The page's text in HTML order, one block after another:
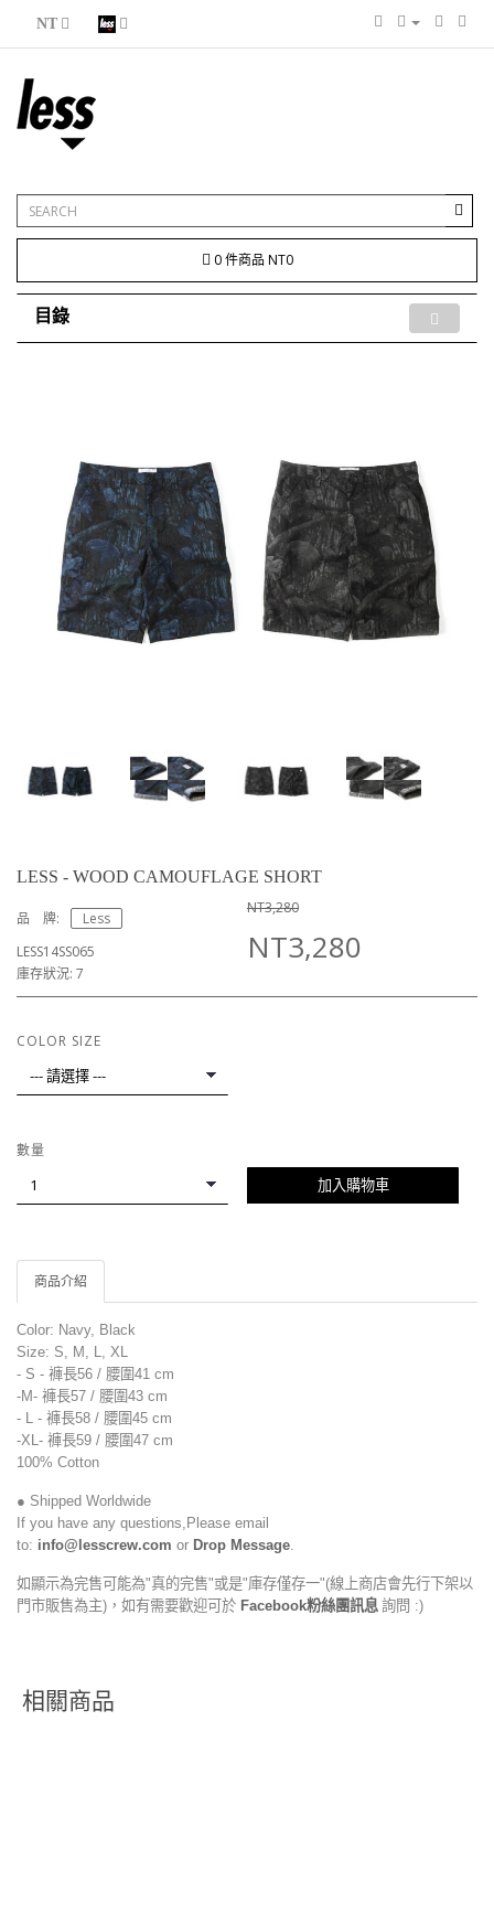
NT
0 件商品 NT0
目錄
LESS - WOOD CAMOUFLAGE SHORT
品 牌:
Less
LESS14SS065
庫存狀況: 7
NT3,280
NT3,280
COLOR SIZE
數量
加入購物車
商品介紹
Color: Navy, Black
Size: S, M, L, XL
- S - 褲長56 / 腰圍41 cm
-M- 褲長57 / 腰圍43 cm
- L - 褲長58 / 腰圍45 cm
-XL- 褲長59 / 腰圍47 cm
100% Cotton
● Shipped Worldwide
If you have any questions,Please email
to: info@lesscrew.com or Drop Message
如顯示為完售可能為"真的完售"或是"庫存僅存一"(線上商店會先行下架以
門市販售為主)，如有需要歡迎可於 Facebook粉絲團訊息 詢問 :)
相關商品